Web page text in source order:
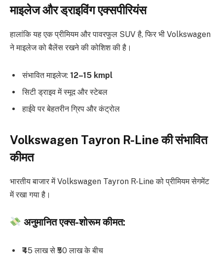
माइलेज और ड्राइविंग एक्सपीरियंस
हालांकि यह एक प्रीमियम और पावरफुल SUV है, फिर भी Volkswagen
ने माइलेज को बैलेंस रखने की कोशिश की है।
संभावित माइलेज: 12–15 kmpl
सिटी ड्राइव में स्मूद और स्टेबल
हाईवे पर बेहतरीन ग्रिप और कंट्रोल
Volkswagen Tayron R-Line की संभावित
कीमत
भारतीय बाजार में Volkswagen Tayron R-Line को प्रीमियम सेगमेंट
में रखा गया है।
अनुमानित एक्स-शोरूम कीमत:
₹45 लाख से ₹50 लाख के बीच